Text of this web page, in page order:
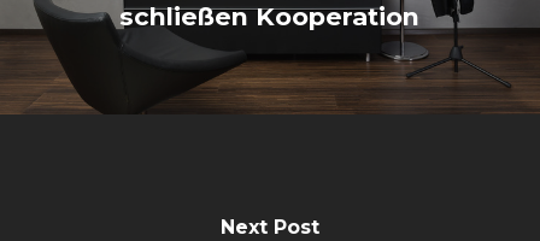
schließen Kooperation
Next Post